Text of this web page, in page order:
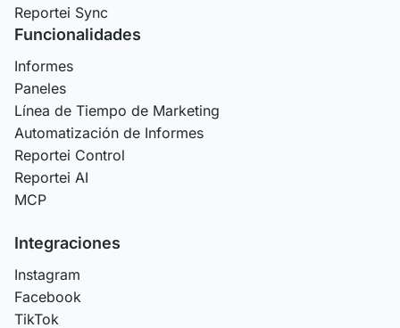
Reportei Sync
Funcionalidades
Informes
Paneles
Línea de Tiempo de Marketing
Automatización de Informes
Reportei Control
Reportei AI
MCP
Integraciones
Instagram
Facebook
TikTok